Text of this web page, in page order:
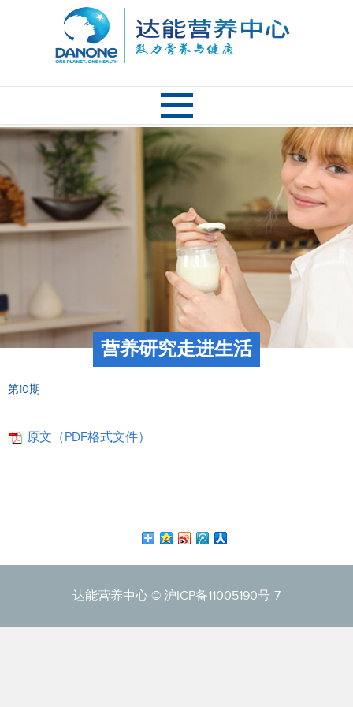
营养研究走进生活
第10期
原文（PDF格式文件）
达能营养中心 © 沪ICP备11005190号-7